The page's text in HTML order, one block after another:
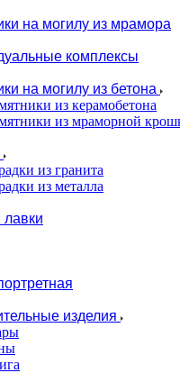
на могилу из мрамора
комплексы
на могилу из бетона
из керамобетона
из мраморной
из гранита
из металла
изделия